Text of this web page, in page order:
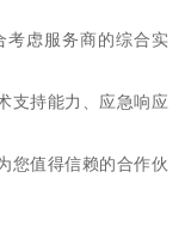
虑服务商的综合实
支持能力、应急响应
您值得信赖的合作伙